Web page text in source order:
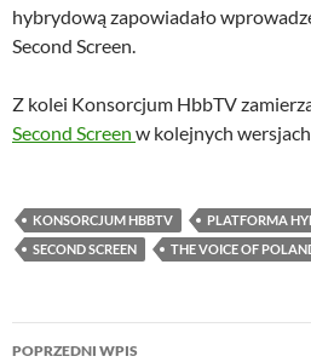
hybrydową zapowiadało
Second Screen.
Z kolei Konsorcjum HbbTV
Second Screen w kolejnych
KONSORCJUM HBBTV
PLATFORMA
SECOND SCREEN
THE VOICE OF
Nawigacja
POPRZEDNI WPIS